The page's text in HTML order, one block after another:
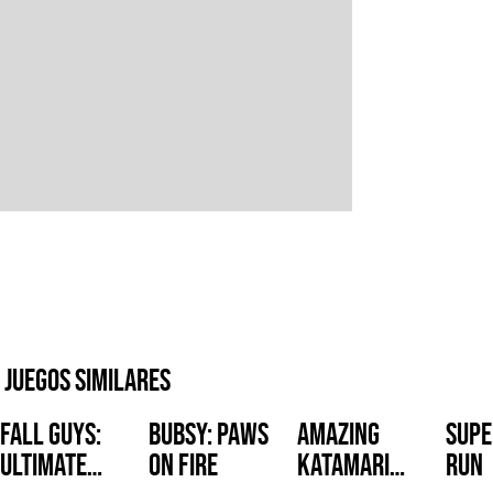
Juegos similares
Fall Guys:
Ultimate
Bubsy: Paws
on Fire
Amazing
Katamari
Run